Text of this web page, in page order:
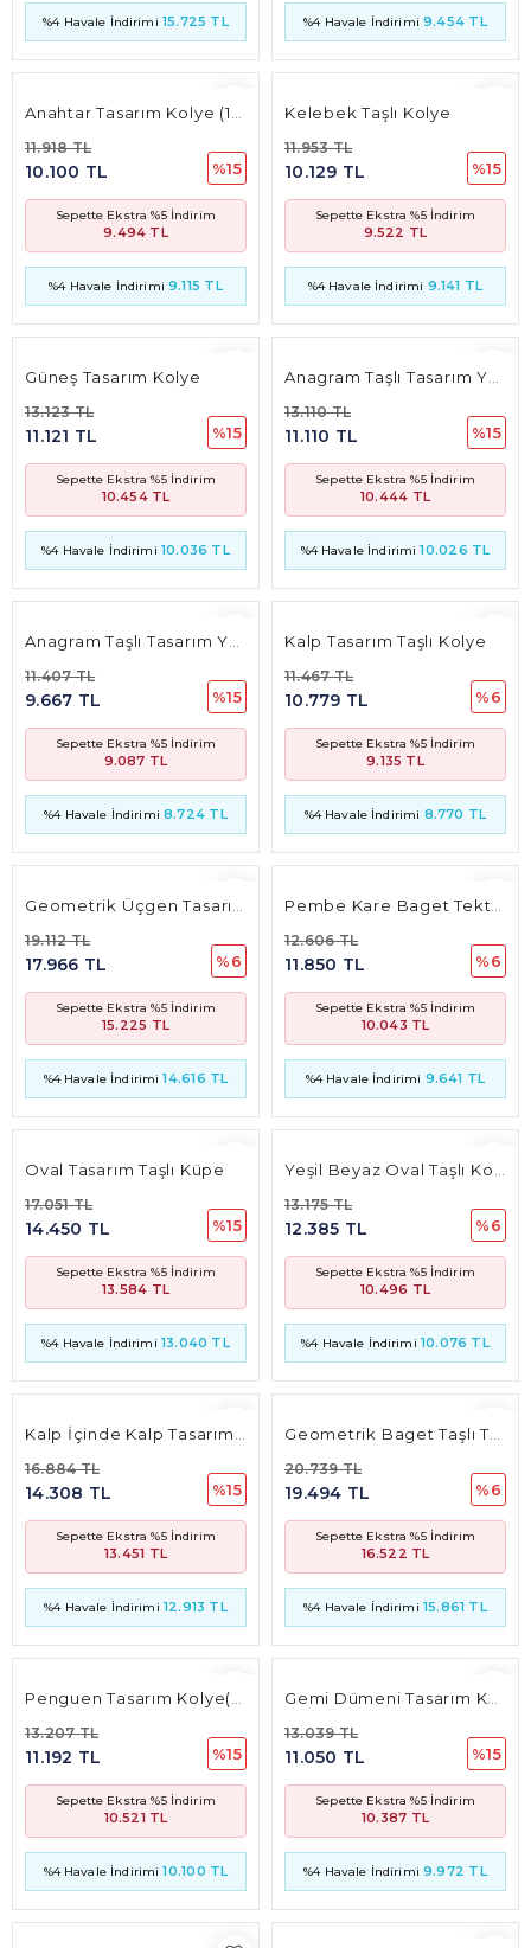
%4 Havale İndirimi 15.725 TL %4 Havale İndirimi9.454 TL
10.100 TL
11.918 TL
%15
Sepette Ekstra %5 İndirim
9.494 TL
%4 Havale İndirimi9.115 TL
Kelebek Taşlı Kolye
10.129 TL
11.953 TL
%15
Sepette Ekstra %5 İndirim
9.522 TL
%4 Havale İndirimi 9.141 TL
Güneş Tasarım Kolye
11.121 TL
13.123 TL
%15
Sepette Ekstra %5 İndirim
10.454 TL
%4 Havale İndirimi 10.036 TL
11.110 TL
13.110 TL
%15
Sepette Ekstra %5 İndirim
10.444 TL
%4 Havale İndirimi10.026 TL
9.667 TL
11.407 TL
%15
Sepette Ekstra %5 İndirim
9.087 TL
%4 Havale İndirimi8.724 TL
Kalp Tasarım Taşlı Kolye
10.779 TL
11.467 TL
%6
Sepette Ekstra %5 İndirim
9.135 TL
%4 Havale İndirimi 8.770 TL
17.966 TL
19.112 TL
%6
Sepette Ekstra %5 İndirim
15.225 TL
%4 Havale İndirimi14.616 TL
11.850 TL
12.606 TL
%6
Sepette Ekstra %5 İndirim
10.043 TL
%4 Havale İndirimi 9.641 TL
Oval Tasarım Taşlı Küpe
14.450 TL
17.051 TL
%15
Sepette Ekstra %5 İndirim
13.584 TL
%4 Havale İndirimi 13.040 TL
12.385 TL
13.175 TL
%6
Sepette Ekstra %5 İndirim
10.496 TL
%4 Havale İndirimi 10.076 TL
14.308 TL
16.884 TL
%15
Sepette Ekstra %5 İndirim
13.451 TL
%4 Havale İndirimi 12.913 TL
Geometrik Baget Taşlı Tasarım Kolye
19.494 TL
20.739 TL
%6
Sepette Ekstra %5 İndirim
16.522 TL
%4 Havale İndirimi 15.861 TL
11.192 TL
13.207 TL
%15
Sepette Ekstra %5 İndirim
10.521 TL
%4 Havale İndirimi10.100 TL
11.050 TL
13.039 TL
%15
Sepette Ekstra %5 İndirim
10.387 TL
%4 Havale İndirimi9.972 TL